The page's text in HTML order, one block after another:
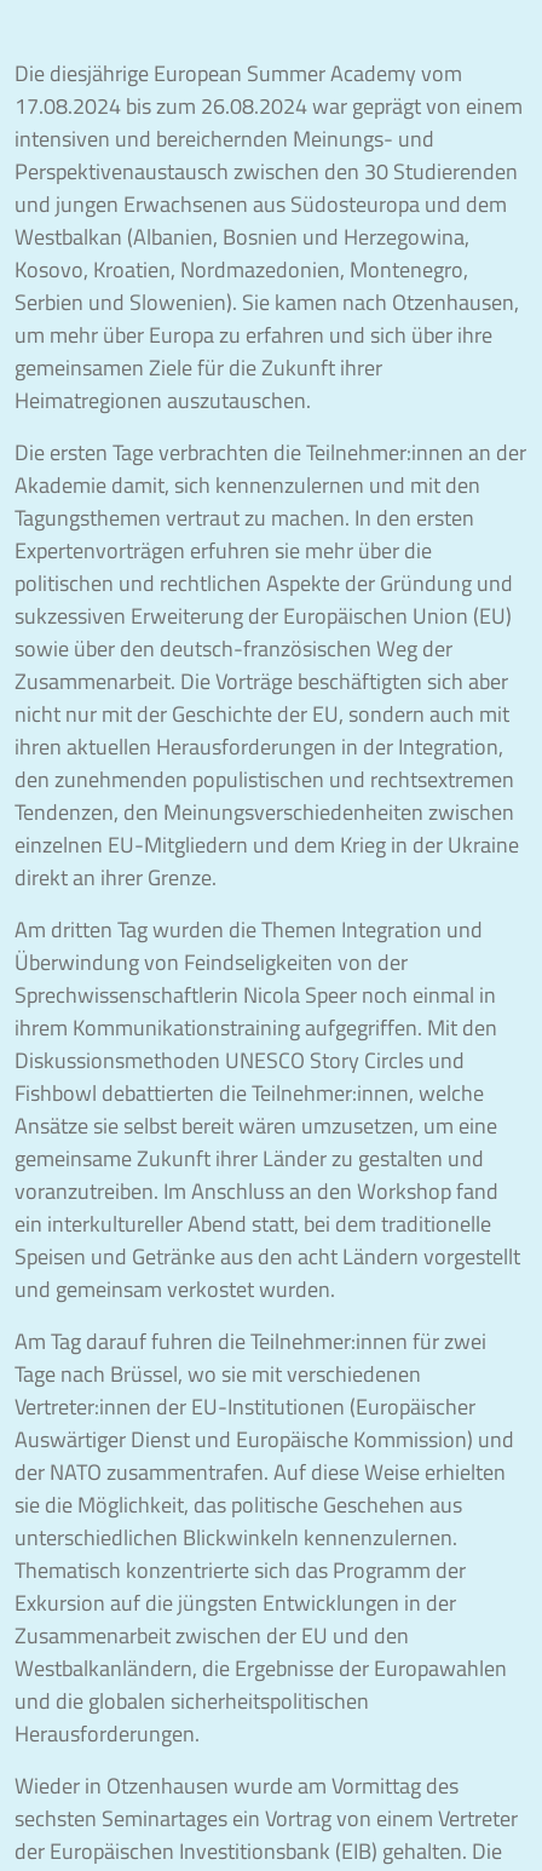
Die diesjährige European Summer Academy vom
17.08.2024 bis zum 26.08.2024 war geprägt von einem
intensiven und bereichernden Meinungs- und
Perspektivenaustausch zwischen den 30 Studierenden
und jungen Erwachsenen aus Südosteuropa und dem
Westbalkan (Albanien, Bosnien und Herzegowina,
Kosovo, Kroatien, Nordmazedonien, Montenegro,
Serbien und Slowenien). Sie kamen nach Otzenhausen,
um mehr über Europa zu erfahren und sich über ihre
gemeinsamen Ziele für die Zukunft ihrer
Heimatregionen auszutauschen.
Die ersten Tage verbrachten die Teilnehmer:innen an der
Akademie damit, sich kennenzulernen und mit den
Tagungsthemen vertraut zu machen. In den ersten
Expertenvorträgen erfuhren sie mehr über die
politischen und rechtlichen Aspekte der Gründung und
sukzessiven Erweiterung der Europäischen Union (EU)
sowie über den deutsch-französischen Weg der
Zusammenarbeit. Die Vorträge beschäftigten sich aber
nicht nur mit der Geschichte der EU, sondern auch mit
ihren aktuellen Herausforderungen in der Integration,
den zunehmenden populistischen und rechtsextremen
Tendenzen, den Meinungsverschiedenheiten zwischen
einzelnen EU-Mitgliedern und dem Krieg in der Ukraine
direkt an ihrer Grenze.
Am dritten Tag wurden die Themen Integration und
Überwindung von Feindseligkeiten von der
Sprechwissenschaftlerin Nicola Speer noch einmal in
ihrem Kommunikationstraining aufgegriffen. Mit den
Diskussionsmethoden UNESCO Story Circles und
Fishbowl debattierten die Teilnehmer:innen, welche
Ansätze sie selbst bereit wären umzusetzen, um eine
gemeinsame Zukunft ihrer Länder zu gestalten und
voranzutreiben. Im Anschluss an den Workshop fand
ein interkultureller Abend statt, bei dem traditionelle
Speisen und Getränke aus den acht Ländern vorgestellt
und gemeinsam verkostet wurden.
Am Tag darauf fuhren die Teilnehmer:innen für zwei
Tage nach Brüssel, wo sie mit verschiedenen
Vertreter:innen der EU-Institutionen (Europäischer
Auswärtiger Dienst und Europäische Kommission) und
der NATO zusammentrafen. Auf diese Weise erhielten
sie die Möglichkeit, das politische Geschehen aus
unterschiedlichen Blickwinkeln kennenzulernen.
Thematisch konzentrierte sich das Programm der
Exkursion auf die jüngsten Entwicklungen in der
Zusammenarbeit zwischen der EU und den
Westbalkanländern, die Ergebnisse der Europawahlen
und die globalen sicherheitspolitischen
Herausforderungen.
Wieder in Otzenhausen wurde am Vormittag des
sechsten Seminartages ein Vortrag von einem Vertreter
der Europäischen Investitionsbank (EIB) gehalten. Die